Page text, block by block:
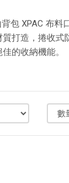
包 XPAC 布
打造，捲收式
的收納機能。